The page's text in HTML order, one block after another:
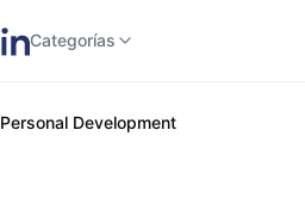
Categorías
Personal Development